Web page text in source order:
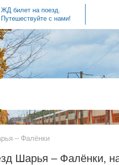
ЖД билет на поезд.
Путешествуйте с нами!
– Фалёнки
Шарья – Фалёнки,